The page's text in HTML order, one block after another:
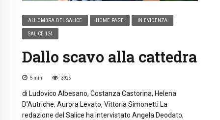
ALL’OMBRA DEL SALICE HOME PAGE IN EVIDENZA
SALICE 124
Dallo scavo alla cattedra
5 min 3925
di Ludovico Albesano, Costanza Castorina, Helena
D’Autriche, Aurora Levato, Vittoria Simonetti La
redazione del Salice ha intervistato Angela Deodato,